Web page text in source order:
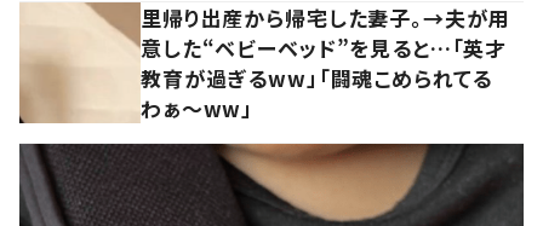
里帰り出産から帰宅した妻子。→夫が用
意した“ベビーベッド”を見ると…「英才
教育が過ぎるww」「闘魂こめられてる
わぁ～ww」